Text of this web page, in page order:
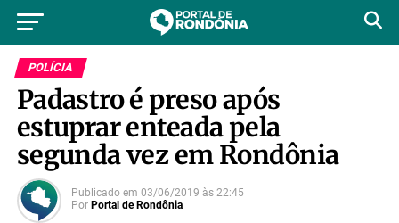
POLÍCIA
Padastro é preso após
estuprar enteada pela
segunda vez em Rondônia
Publicado em 03/06/2019 às 22:45
Por Portal de Rondônia